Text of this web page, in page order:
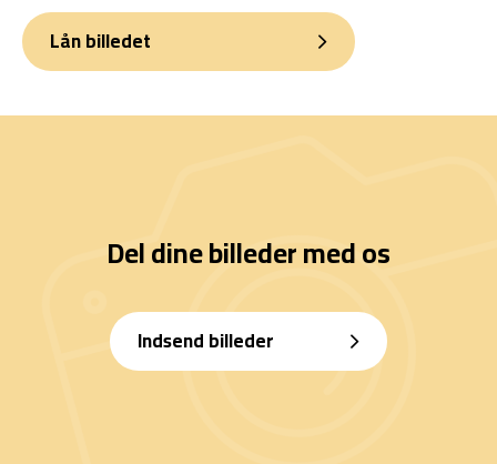
Lån billedet
Del dine billeder med os
Indsend billeder